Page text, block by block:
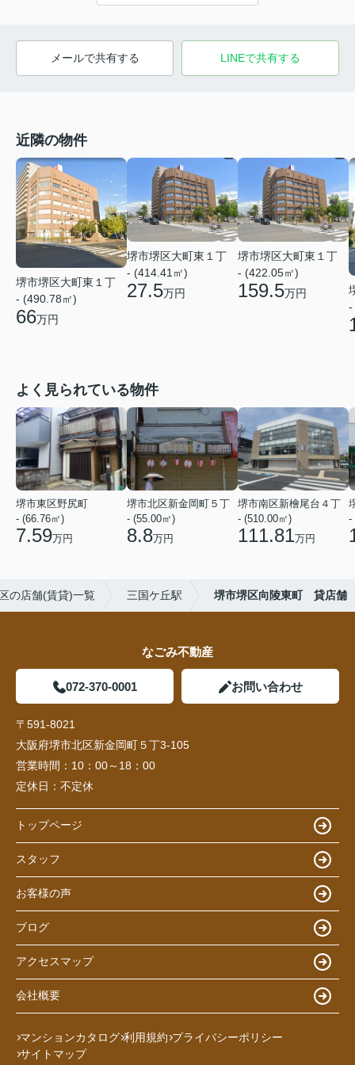
メールで共有する LINEで共有する
近隣の物件
堺市堺区大町東１丁
- (490.78㎡)
66万円
堺市堺区大町東１丁
- (414.41㎡)
27.5万円
堺市堺区大町東１丁
- (422.05㎡)
159.5万円
-
よく見られている物件
堺市東区野尻町
- (66.76㎡)
7.59万円
堺市北区新金岡町５丁
- (55.00㎡)
8.8万円
堺市南区新檜尾台４丁
- (510.00㎡)
111.81万円
-
の店舗(賃貸)一覧 三国ケ丘駅 堺市堺区向陵東町 貸店舗
なごみ不動産
072-370-0001 お問い合わせ
〒591-8021
大阪府堺市北区新金岡町５丁3-105
営業時間： 10：00～18：00
定休日： 不定休
トップページ
スタッフ
お客様の声
ブログ
アクセスマップ
会社概要
マンションカタログ 利用規約 プライバシーポリシー
サイトマップ